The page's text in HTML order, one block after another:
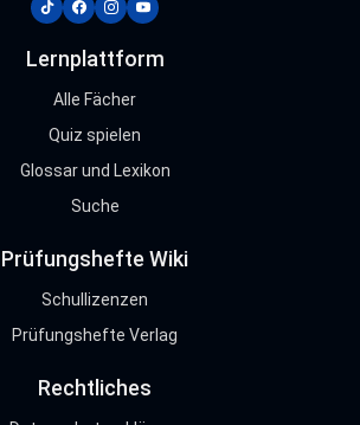
tiktokfacebook
instagram
youtube
Lernplattform
Alle Fächer
Quiz spielen
Glossar und Lexikon
Suche
Prüfungshefte Wiki
Schullizenzen
Prüfungshefte Verlag
Rechtliches